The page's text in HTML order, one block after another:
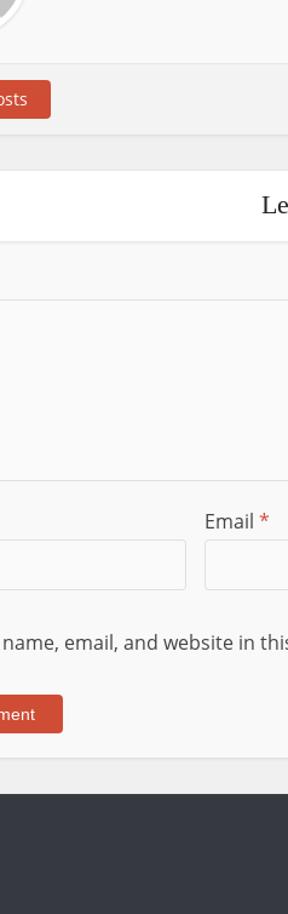
Email *
name, email, and website in